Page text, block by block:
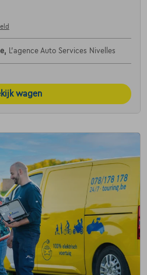
L'agence Auto Services Nivelles
wagen